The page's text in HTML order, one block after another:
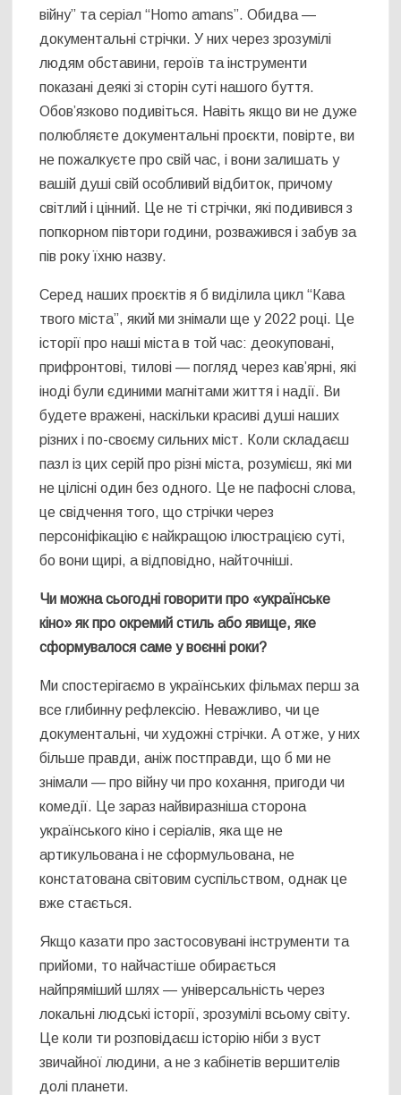
війну” та серіал “Homo amans”. Обидва —
документальні стрічки. У них через зрозумілі
людям обставини, героїв та інструменти
показані деякі зі сторін суті нашого буття.
Обов’язково подивіться. Навіть якщо ви не дуже
полюбляєте документальні проєкти, повірте, ви
не пожалкуєте про свій час, і вони залишать у
вашій душі свій особливий відбиток, причому
світлий і цінний. Це не ті стрічки, які подивився з
попкорном півтори години, розважився і забув за
пів року їхню назву.
Серед наших проєктів я б виділила цикл “Кава
твого міста”, який ми знімали ще у 2022 році. Це
історії про наші міста в той час: деокуповані,
прифронтові, тилові — погляд через кав’ярні, які
іноді були єдиними магнітами життя і надії. Ви
будете вражені, наскільки красиві душі наших
різних і по-своєму сильних міст. Коли складаєш
пазл із цих серій про різні міста, розумієш, які ми
не цілісні один без одного. Це не пафосні слова,
це свідчення того, що стрічки через
персоніфікацію є найкращою ілюстрацією суті,
бо вони щирі, а відповідно, найточніші.
Чи можна сьогодні говорити про «українське
кіно» як про окремий стиль або явище, яке
сформувалося саме у воєнні роки?
Ми спостерігаємо в українських фільмах перш за
все глибинну рефлексію. Неважливо, чи це
документальні, чи художні стрічки. А отже, у них
більше правди, аніж постправди, що б ми не
знімали — про війну чи про кохання, пригоди чи
комедії. Це зараз найвиразніша сторона
українського кіно і серіалів, яка ще не
артикульована і не сформульована, не
констатована світовим суспільством, однак це
вже стається.
Якщо казати про застосовувані інструменти та
прийоми, то найчастіше обирається
найпряміший шлях — універсальність через
локальні людські історії, зрозумілі всьому світу.
Це коли ти розповідаєш історію ніби з вуст
звичайної людини, а не з кабінетів вершителів
долі планети.